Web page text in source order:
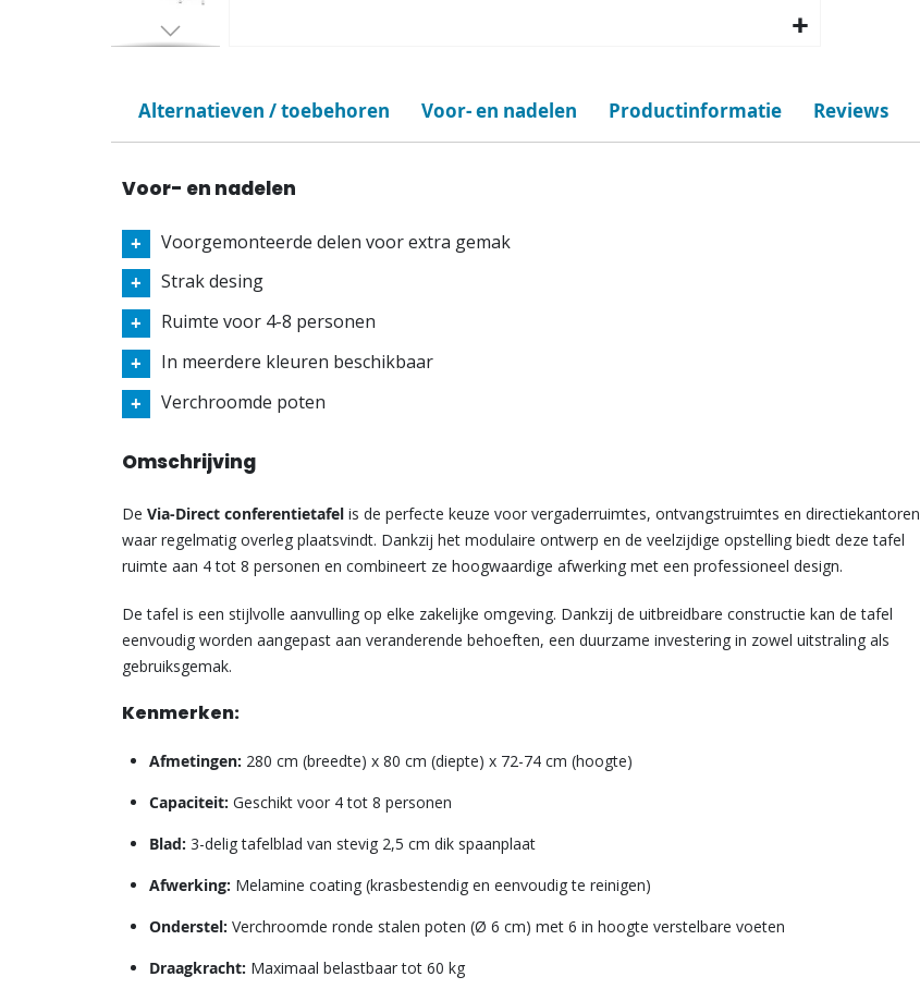
Alternatieven / toebehoren Voor- en nadelen Productinformatie Reviews
Voor- en nadelen
Voorgemonteerde delen voor extra gemak
Strak desing
Ruimte voor 4-8 personen
In meerdere kleuren beschikbaar
Verchroomde poten
Omschrijving
De Via-Direct conferentietafel is de perfecte keuze voor vergaderruimtes, ontvangstruimtes en directiekantoren
waar regelmatig overleg plaatsvindt. Dankzij het modulaire ontwerp en de veelzijdige opstelling biedt deze tafel
ruimte aan 4 tot 8 personen en combineert ze hoogwaardige afwerking met een professioneel design.
De tafel is een stijlvolle aanvulling op elke zakelijke omgeving. Dankzij de uitbreidbare constructie kan de tafel
eenvoudig worden aangepast aan veranderende behoeften, een duurzame investering in zowel uitstraling als
gebruiksgemak.
Kenmerken:
Afmetingen: 280 cm (breedte) x 80 cm (diepte) x 72-74 cm (hoogte)
Capaciteit: Geschikt voor 4 tot 8 personen
Blad: 3-delig tafelblad van stevig 2,5 cm dik spaanplaat
Afwerking: Melamine coating (krasbestendig en eenvoudig te reinigen)
Onderstel: Verchroomde ronde stalen poten (Ø 6 cm) met 6 in hoogte verstelbare voeten
Draagkracht: Maximaal belastbaar tot 60 kg